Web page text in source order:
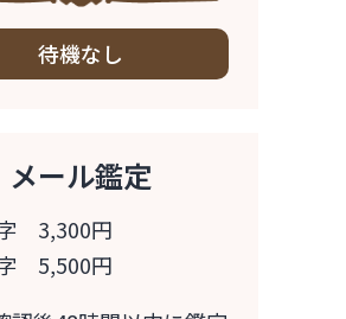
待機なし
メール鑑定
3,300円
5,500円